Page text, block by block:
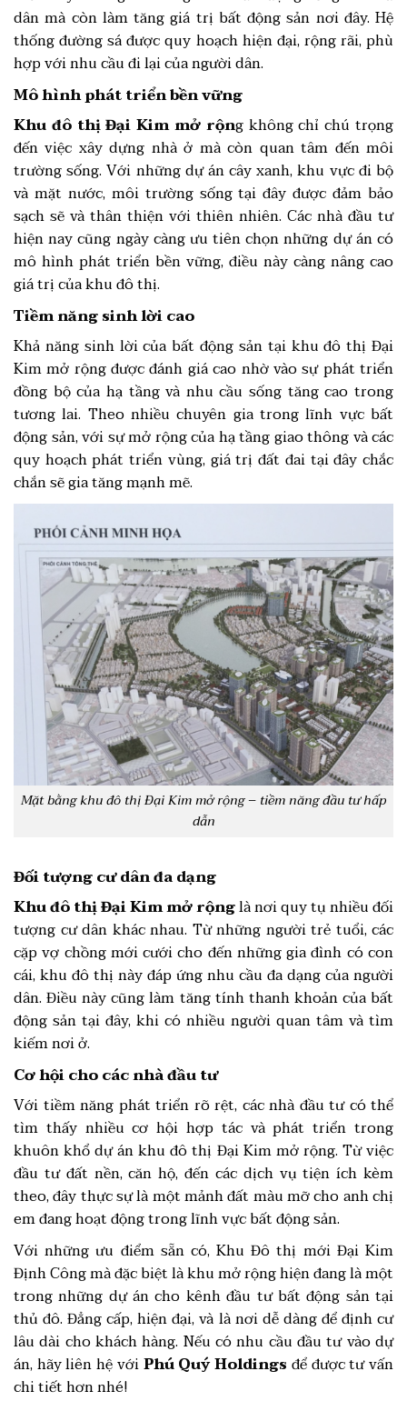
dân mà còn làm tăng giá trị bất động sản nơi đây. Hệ
thống đường sá được quy hoạch hiện đại, rộng rãi, phù
hợp với nhu cầu đi lại của người dân.
Mô hình phát triển bền vững
Khu đô thị Đại Kim mở rộng không chỉ chú trọng
đến việc xây dựng nhà ở mà còn quan tâm đến môi
trường sống. Với những dự án cây xanh, khu vực đi bộ
và mặt nước, môi trường sống tại đây được đảm bảo
sạch sẽ và thân thiện với thiên nhiên. Các nhà đầu tư
hiện nay cũng ngày càng ưu tiên chọn những dự án có
mô hình phát triển bền vững, điều này càng nâng cao
giá trị của khu đô thị.
Tiềm năng sinh lời cao
Khả năng sinh lời của bất động sản tại khu đô thị Đại
Kim mở rộng được đánh giá cao nhờ vào sự phát triển
đồng bộ của hạ tầng và nhu cầu sống tăng cao trong
tương lai. Theo nhiều chuyên gia trong lĩnh vực bất
động sản, với sự mở rộng của hạ tầng giao thông và các
quy hoạch phát triển vùng, giá trị đất đai tại đây chắc
chắn sẽ gia tăng mạnh mẽ.
Mặt bằng khu đô thị Đại Kim mở rộng – tiềm năng đầu tư hấp
dẫn
Đối tượng cư dân đa dạng
Khu đô thị Đại Kim mở rộnglà nơi quy tụ nhiều đối
tượng cư dân khác nhau. Từ những người trẻ tuổi, các
cặp vợ chồng mới cưới cho đến những gia đình có con
cái, khu đô thị này đáp ứng nhu cầu đa dạng của người
dân. Điều này cũng làm tăng tính thanh khoản của bất
động sản tại đây, khi có nhiều người quan tâm và tìm
kiếm nơi ở.
Cơ hội cho các nhà đầu tư
Với tiềm năng phát triển rõ rệt, các nhà đầu tư có thể
tìm thấy nhiều cơ hội hợp tác và phát triển trong
khuôn khổ dự án khu đô thị Đại Kim mở rộng. Từ việc
đầu tư đất nền, căn hộ, đến các dịch vụ tiện ích kèm
theo, đây thực sự là một mảnh đất màu mỡ cho anh chị
em đang hoạt động trong lĩnh vực bất động sản.
Với những ưu điểm sẵn có, Khu Đô thị mới Đại Kim
Định Công mà đặc biệt là khu mở rộng hiện đang là một
trong những dự án cho kênh đầu tư bất động sản tại
thủ đô. Đẳng cấp, hiện đại, và là nơi dễ dàng để định cư
lâu dài cho khách hàng. Nếu có nhu cầu đầu tư vào dự
án, hãy liên hệ vớiPhú Quý Holdings để được tư vấn
chi tiết hơn nhé!